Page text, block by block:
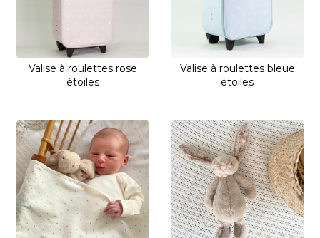
Valise à roulettes rose
étoiles
Valise à roulettes bleue
étoiles